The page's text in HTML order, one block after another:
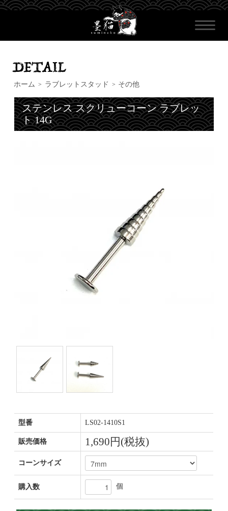
ホーム > ラブレットスタッド > その他
ステンレス スクリューコーン ラブレッ
ト 14G
型番 LS02-1410S1
販売価格 1,690円(税抜)
コーンサイズ
購入数 個